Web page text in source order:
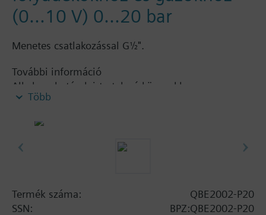
(0...10 V) 0...20 bar
Menetes csatlakozással G½".
További információ
Alkalmazható olaj-tartalmú közegekhez.
Több
Termék száma:
QBE2002-P20
SSN:
BPZ:QBE2002-P20